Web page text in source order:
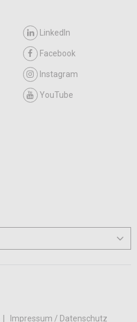
LinkedIn
Facebook
Instagram
YouTube
Impressum / Datenschutz